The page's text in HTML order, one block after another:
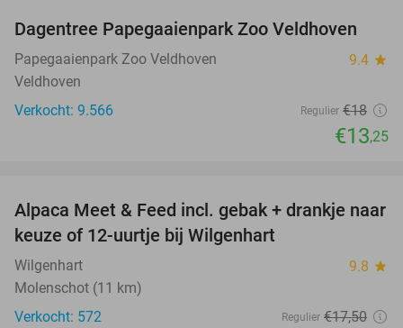
26%
Dagentree Papegaaienpark Zoo Veldhoven
Papegaaienpark Zoo Veldhoven 9.4 star
Veldhoven
Verkocht: 9.566
Regulier €18
€13,25
43%
Alpaca Meet & Feed incl. gebak + drankje naar
keuze of 12-uurtje bij Wilgenhart
Wilgenhart 9.8 star
Molenschot (11 km)
Verkocht: 572
Regulier €17,50